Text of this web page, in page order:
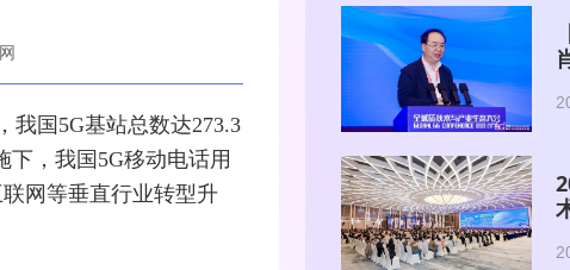
我国 5G基站总数达273.3
，我国5G移动电话用
网等垂直行业转型升